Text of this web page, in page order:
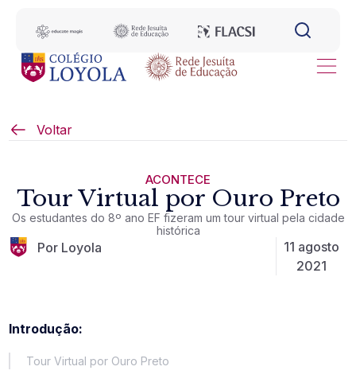
Voltar
ACONTECE
Tour Virtual por Ouro Preto
Os estudantes do 8º ano EF fizeram um tour virtual pela cidade
histórica
Por Loyola
11 agosto
2021
Introdução:
Tour Virtual por Ouro Preto